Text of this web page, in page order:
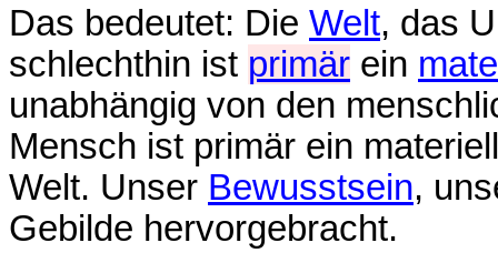
Das bedeutet: Die Welt, das
schlechthin ist primär ein
unabhängig von den
Mensch ist primär ein
Welt. Unser Bewusstsein,
Gebilde hervorgebracht.